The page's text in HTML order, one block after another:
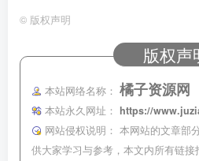
© 版权声明
版权声
本站网络名称： 橘子资源网
本站永久网址：
https://
网站侵权说明： 本网站的文章部
供大家学习与参考，本文内所有链